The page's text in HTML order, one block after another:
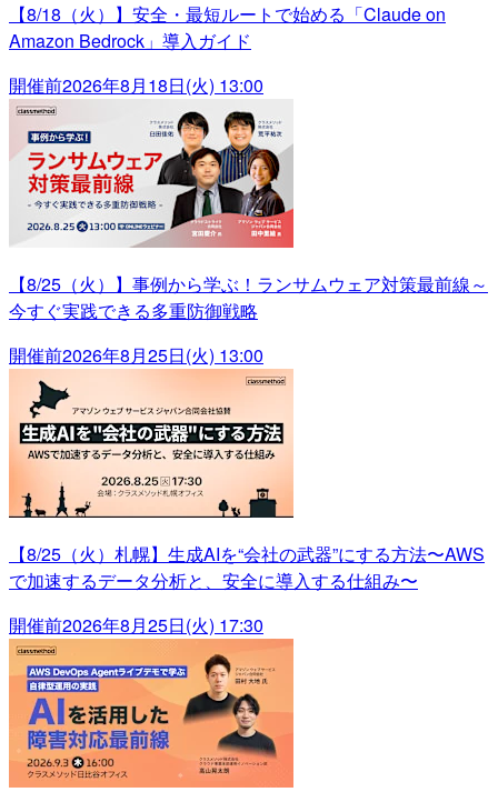
【8/18（火）】安全・最短ルートで始める「Claude on
Amazon Bedrock」導入ガイド
開催前2026年8月18日(火) 13:00
【8/25（火）】事例から学ぶ！ランサムウェア対策最前線～
今すぐ実践できる多重防御戦略
開催前2026年8月25日(火) 13:00
【8/25（火）札幌】生成AIを“会社の武器”にする方法〜AWS
で加速するデータ分析と、安全に導入する仕組み〜
開催前2026年8月25日(火) 17:30